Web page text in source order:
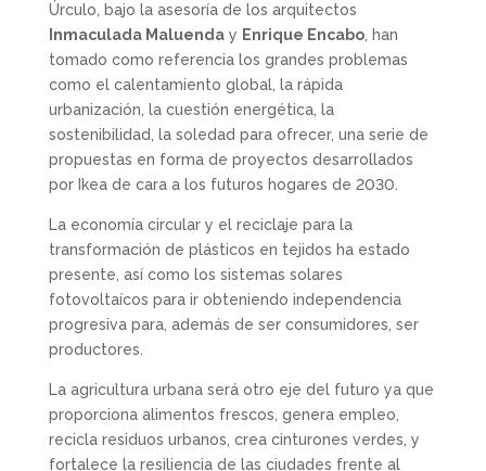
Úrculo, bajo la asesoría de los arquitectos
Inmaculada Maluenday Enrique Encabo, han
tomado como referencia los grandes problemas
como el calentamiento global, la rápida
urbanización, la cuestión energética, la
sostenibilidad, la soledad para ofrecer, una serie de
propuestas en forma de proyectos desarrollados
por Ikea de cara a los futuros hogares de 2030.
La economía circular y el reciclaje para la
transformación de plásticos en tejidos ha estado
presente, así como los sistemas solares
fotovoltaícos para ir obteniendo independencia
progresiva para, además de ser consumidores, ser
productores.
La agricultura urbana será otro eje del futuro ya que
proporciona alimentos frescos, genera empleo,
recicla residuos urbanos, crea cinturones verdes, y
fortalece la resiliencia de las ciudades frente al